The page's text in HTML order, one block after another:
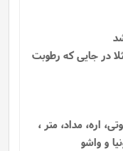
در جایی که رطوبت
اره، مداد، متر ،
و واشو